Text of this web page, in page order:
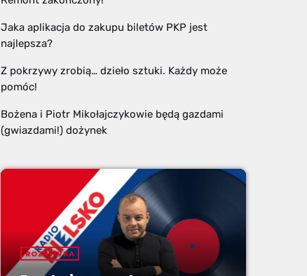
Jaka aplikacja do zakupu biletów PKP jest
najlepsza?
Z pokrzywy zrobią… dzieło sztuki. Każdy może
pomóc!
Bożena i Piotr Mikołajczykowie będą gazdami
(gwiazdami!) dożynek
ROZRYWKA